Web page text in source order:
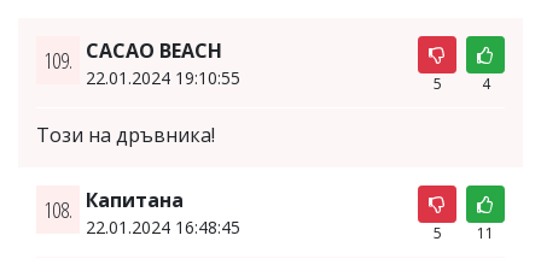
109. CACAO BEACH
22.01.2024 19:10:55 5 4
Този на дръвника!
108. Капитана
22.01.2024 16:48:45 5 11